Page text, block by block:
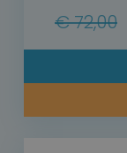
€ 72,00